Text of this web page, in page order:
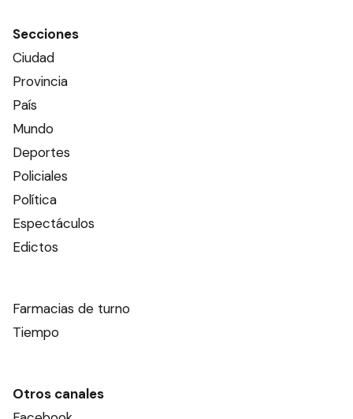
Secciones
Ciudad
Provincia
País
Mundo
Deportes
Policiales
Política
Espectáculos
Edictos
Farmacias de turno
Tiempo
Otros canales